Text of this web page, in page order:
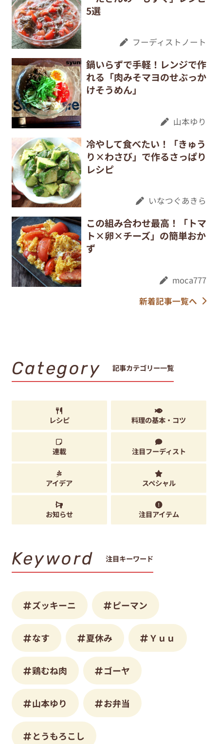
5選
フーディストノート
鍋いらずで手軽！レンジで作
れる「肉みそマヨのせぶっか
けそうめん」
山本ゆり
冷やして食べたい！「きゅう
り×わさび」で作るさっぱり
レシピ
いなつぐあきら
この組み合わせ最高！「トマ
ト×卵×チーズ」の簡単おか
ず
moca777
新着記事一覧へ
Category 記事カテゴリー一覧
レシピ 料理の基本・コツ
連載 注目フーディスト
アイデア スペシャル
お知らせ 注目アイテム
Keyword 注目キーワード
ズッキーニ ピーマン
なす 夏休み Ｙｕｕ
鶏むね肉 ゴーヤ
山本ゆり お弁当
とうもろこし